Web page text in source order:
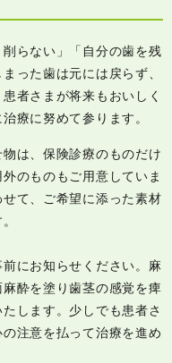
らない」「自分の歯を残
った歯は元には戻らず、
者さまが将来もおいしく
療に努めて参ります。
は、保険診療のものだけ
のものもご用意していま
て、ご希望に添った素材
にお知らせください。麻
酔を塗り歯茎の感覚を痺
します。少しでも患者さ
注意を払って治療を進め